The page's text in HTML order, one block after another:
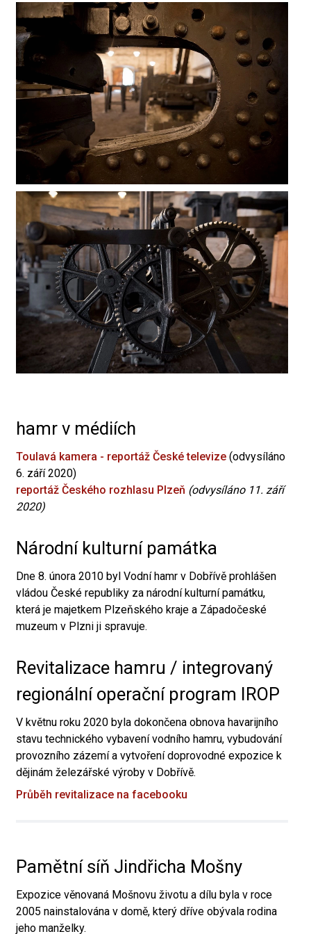
hamr v médiích
Toulavá kamera - reportáž České televize (odvysíláno
6. září 2020)
reportáž Českého rozhlasu Plzeň (odvysíláno 11. září
2020)
Národní kulturní památka
Dne 8. února 2010 byl Vodní hamr v Dobřívě prohlášen
vládou České republiky za národní kulturní památku,
která je majetkem Plzeňského kraje a Západočeské
muzeum v Plzni ji spravuje.
Revitalizace hamru / integrovaný
regionální operační program IROP
V květnu roku 2020 byla dokončena obnova havarijního
stavu technického vybavení vodního hamru, vybudování
provozního zázemí a vytvoření doprovodné expozice k
dějinám železářské výroby v Dobřívě.
Průběh revitalizace na facebooku
Pamětní síň Jindřicha Mošny
Expozice věnovaná Mošnovu životu a dílu byla v roce
2005 nainstalována v domě, který dříve obývala rodina
jeho manželky.